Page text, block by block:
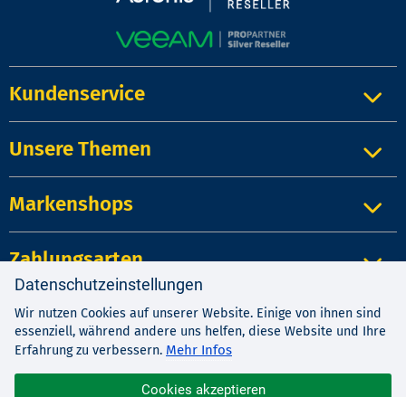
Kundenservice
Unsere Themen
Markenshops
Zahlungsarten
Impressum | Kontakt|
Datenschutz
Widerrufsrecht
Datenschutzeinstellungen
Wir nutzen Cookies auf unserer Website. Einige von ihnen sind
essenziell, während andere uns helfen, diese Website und Ihre
Erfahrung zu verbessern. Mehr Infos
Cookies akzeptieren